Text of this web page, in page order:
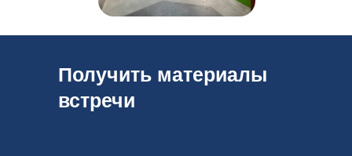
Получить материалы
встречи